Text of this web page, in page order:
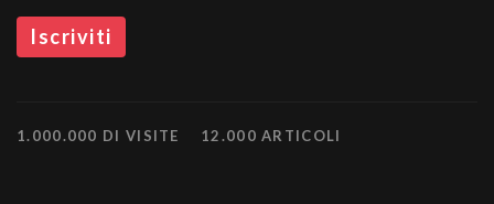
1.000.000 DI VISITE 12.000 ARTICOLI